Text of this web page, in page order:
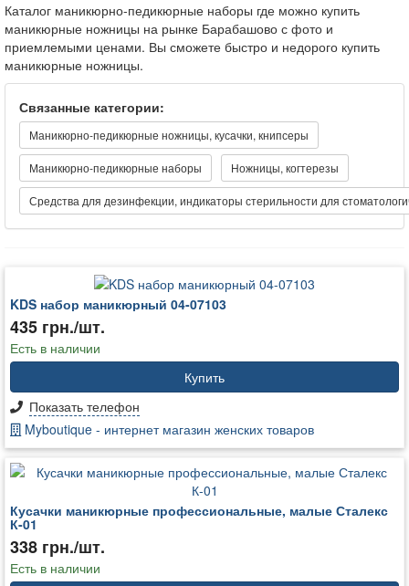
Каталог маникюрно-педикюрные наборы где можно купить
маникюрные ножницы на рынке Барабашово с фото и
приемлемыми ценами. Вы сможете быстро и недорого купить
маникюрные ножницы.
Связанные категории:
Маникюрно-педикюрные ножницы, кусачки, книпсеры
Маникюрно-педикюрные наборы Ножницы, когтерезы
Средства для дезинфекции, индикаторы стерильности для
KDS набор маникюрный 04-07103
435 грн./шт.
Есть в наличии
Купить
Показать телефон
Myboutique - интернет магазин женских товаров
Кусачки маникюрные профессиональные, малые Сталекс
К-01
338 грн./шт.
Есть в наличии